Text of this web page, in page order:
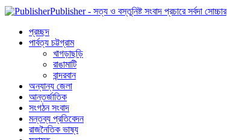
Publisher - সত্য ও বস্তুনিষ্ট সংবাদ প্রচারে সর্বদা সোচ্চার
প্রচ্ছদ
পার্বত্য চট্টগ্রাম
খাগড়াছড়ি
রাঙামাটি
বান্দরবান
অন্যান্য জেলা
আন্তর্জাতিক
সংগঠন সংবাদ
মন্তব্য প্রতিবেদন
রাজনৈতিক ভাষ্য